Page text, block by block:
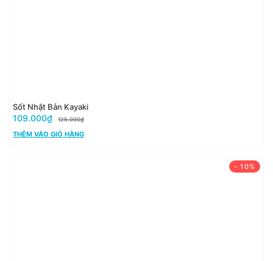
Sốt Nhật Bản Kayaki
109.000₫ 125.000₫
THÊM VÀO GIỎ HÀNG
- 10%